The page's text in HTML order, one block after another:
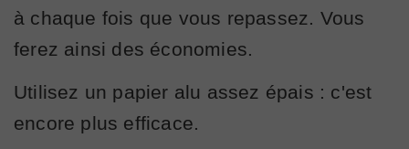
à chaque fois que vous repassez. Vous
ferez ainsi des économies.
Utilisez un papier alu assez épais : c'est
encore plus efficace.